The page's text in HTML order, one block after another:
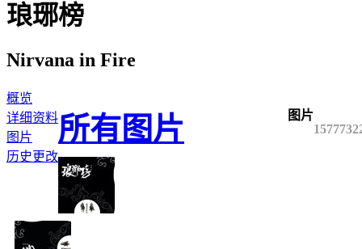
琅琊榜
Nirvana in Fire
概览
详细资料
图片
历史更改
图片
所有图片